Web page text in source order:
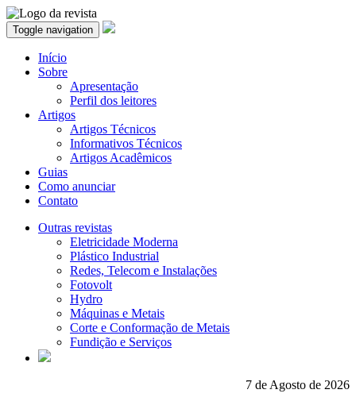
Toggle navigation
Início
Sobre
Apresentação
Perfil dos leitores
Artigos
Artigos Técnicos
Informativos Técnicos
Artigos Acadêmicos
Guias
Como anunciar
Contato
Outras revistas
Eletricidade Moderna
Plástico Industrial
Redes, Telecom e Instalações
Fotovolt
Hydro
Máquinas e Metais
Corte e Conformação de Metais
Fundição e Serviços
7 de Agosto de 2026